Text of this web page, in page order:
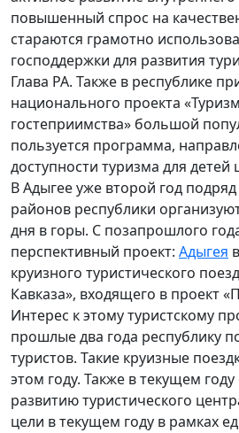
повышенный спрос на
стараются грамотно
господдержки для развития
Глава РА. Также в республике
национального проекта
гостеприимства» большой
пользуется программа,
доступности туризма для детей
В Адыгее уже второй год
районов республики
дня в горы. С позапрошлого
перспективный проект: Адыгея
круизного туристического
Кавказа», входящего в проект
Интерес к этому туристскому
прошлые два года республику
туристов. Такие круизные
этом году. Также в текущем году
развитию туристического
цели в текущем году в рамках